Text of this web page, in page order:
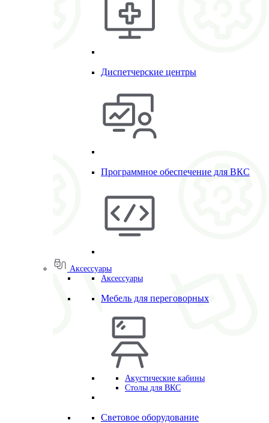
Диспетчерские центры
Программное обеспечение для ВКС
Аксессуары
Аксессуары
Мебель для переговорных
Акустические кабины
Столы для ВКС
Световое оборудование